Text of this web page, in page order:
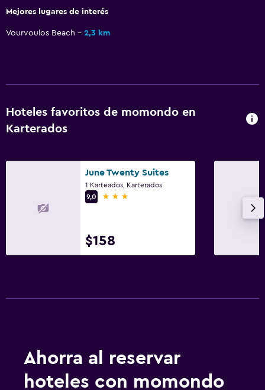
Mejores lugares de interés
Vourvoulos Beach 2,3 km
Hoteles favoritos de momondo en
Karterados
June Twenty Suites
1 Karteados, Karterados
9,0
3 estrellas
$158
Ahorra al reservar
hoteles con momondo